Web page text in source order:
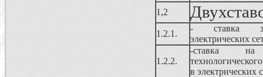
1,2
1.2.1.
- ставка за
электрических
1.2.2.
-ставка
в электрических